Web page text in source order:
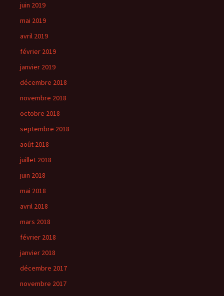
juin 2019
mai 2019
avril 2019
février 2019
janvier 2019
décembre 2018
novembre 2018
octobre 2018
septembre 2018
août 2018
juillet 2018
juin 2018
mai 2018
avril 2018
mars 2018
février 2018
janvier 2018
décembre 2017
novembre 2017